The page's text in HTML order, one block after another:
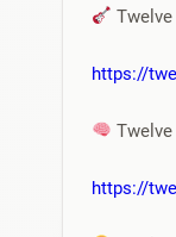
https://
https://